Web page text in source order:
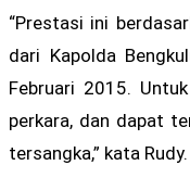
“Prestasi ini
dari Kapolda
Februari 2015.
perkara, dan dapat
tersangka,” kata Rudy.